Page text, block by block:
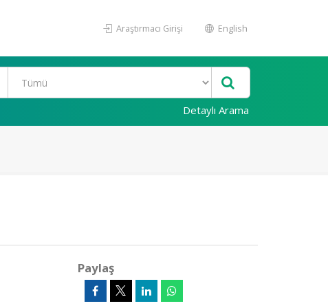
Araştırmacı Girişi English
Detaylı Arama
Paylaş